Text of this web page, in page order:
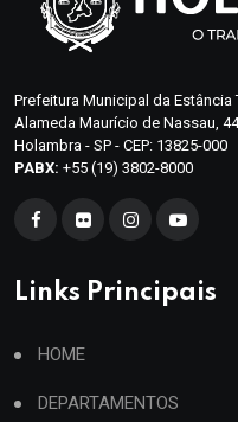
Prefeitura Municipal da
Alameda Maurício de Nassau,
Holambra - SP - CEP: 13825-000
PABX: +55 (19) 3802-8000
Links Principais
HOME
DEPARTAMENTOS